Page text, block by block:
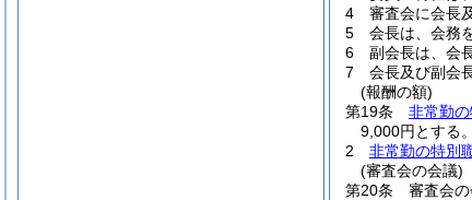
4
審査会に会長
5
会長は、会務
6
副会長は、会
7
会長及び副会
(報酬の額)
第19条
非常勤
9,000円とする。
2
非常勤の特別
(審査会の会議)
第20条
審査会